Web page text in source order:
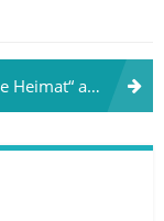
BBS 2 Aurich 01.06.2018